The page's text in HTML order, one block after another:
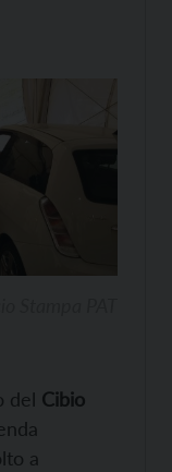
del Cibio
a